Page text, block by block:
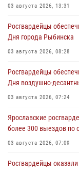
03 августа 2026, 13:31
Росгвардейцы
Дня города Рыбинска
03 августа 2026, 08:28
Росгвардейцы
Дня воздушно-
03 августа 2026, 07:24
Ярославские
более 300 выездов по
03 августа 2026, 07:09
Росгвардейцы